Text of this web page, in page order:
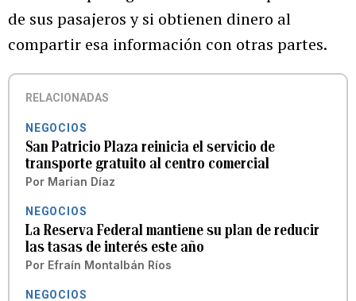
de sus pasajeros y si obtienen dinero al
compartir esa información con otras partes.
RELACIONADAS
NEGOCIOS
San Patricio Plaza reinicia el servicio de
transporte gratuito al centro comercial
Por Marian Díaz
NEGOCIOS
La Reserva Federal mantiene su plan de reducir
las tasas de interés este año
Por Efraín Montalbán Ríos
NEGOCIOS